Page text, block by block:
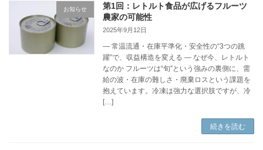
お知らせ
第1回：レトルト食品が広げるフルーツ
農家の可能性
2025年9月12日
― 常温流通・在庫平準化・安全性の“3つの跳
躍”で、収益構造を変える ― なぜ今、レトルト
なのか フルーツは“旬”という強みの裏側に、需
給の波・在庫の難しさ・廃棄ロスという課題を
抱えています。冷凍は強力な選択肢ですが、冷
[…]
続きを読む